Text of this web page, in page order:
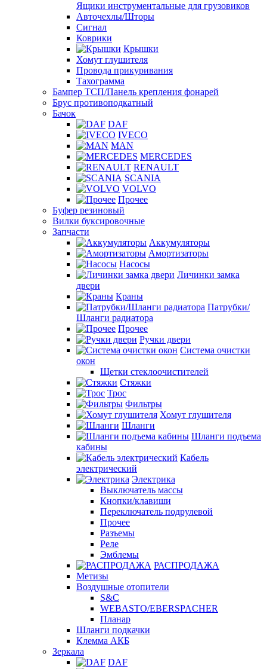
Ящики инструментальные для грузовиков
Авточехлы/Шторы
Сигнал
Коврики
Крышки
Хомут глушителя
Провода прикуривания
Тахограмма
Бампер ТСП/Панель крепления фонарей
Брус противоподкатный
Бачок
DAF
IVECO
MAN
MERCEDES
RENAULT
SCANIA
VOLVO
Прочее
Буфер резиновый
Вилки буксировочные
Запчасти
Аккумуляторы
Амортизаторы
Насосы
Личинки замка
двери
Краны
Патрубки/
Шланги радиатора
Прочее
Ручки двери
Система очистки
окон
Щетки стеклоочистителей
Стяжки
Трос
Фильтры
Хомут глушителя
Шланги
Шланги подъема
кабины
Кабель
электрический
Электрика
Выключатель массы
Кнопки/клавиши
Переключатель подрулевой
Прочее
Разъемы
Реле
Эмблемы
РАСПРОДАЖА
Метизы
Воздушные отопители
S&C
WEBASTO/EBERSPACHER
Планар
Шланги подкачки
Клемма АКБ
Зеркала
DAF